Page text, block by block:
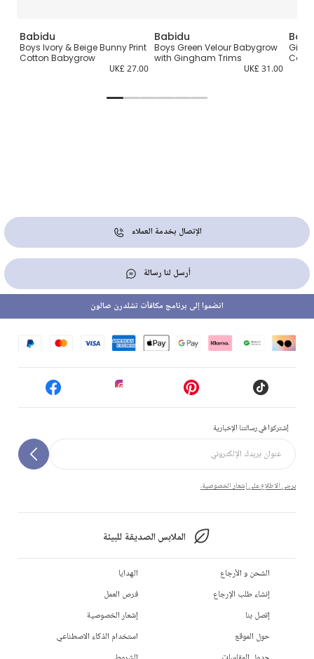
Babidu
Boys Ivory & Beige Bunny Print
Cotton Babygrow
UK£ 27.00
Babidu
Boys Green Velour Babygrow
with Gingham Trims
UK£ 31.00
Girls
الإتصال بخدمة العملاء
أرسل لنا رسالة
إشتركوا في رسالتنا الإخبارية
يرجى الاطلاع على إشعار الخصوصية.
الملابس الصديقة للبيئة
انضموا إلى برنامج مكافآت تشلدرن صالون
الشحن و الأرجاع
إنشاء طلب الإرجاع
إتصل بنا
حول الموقع
الهدايا
فرص العمل
إشعار الخصوصية
استخدام الذكاء الاصطناعي